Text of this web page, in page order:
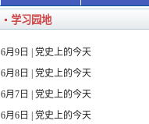
学习园地
6月9日 | 党史上的今天
6月8日 | 党史上的今天
6月7日 | 党史上的今天
6月6日 | 党史上的今天